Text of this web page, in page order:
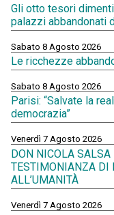
Gli otto tesori
palazzi abbandonati
Sabato 8 Agosto 2026
Le ricchezze
Sabato 8 Agosto 2026
Parisi: “Salvate la
democrazia”
Venerdì 7 Agosto 2026
DON NICOLA SALSA
TESTIMONIANZA DI
ALL’UMANITÀ
Venerdì 7 Agosto 2026